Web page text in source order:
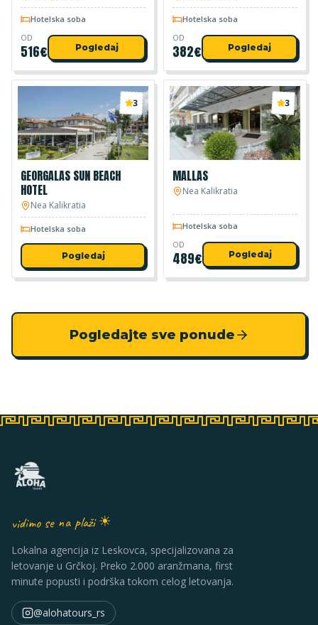
Hotelska soba
OD
516€ Pogledaj
Hotelska soba
OD
382€ Pogledaj
3
GEORGALAS SUN BEACH
HOTEL
Nea Kalikratia
Hotelska soba
Pogledaj
3
MALLAS
Nea Kalikratia
Hotelska soba
OD
489€ Pogledaj
Pogledajte sve ponude
vidimo se na plaži ☀
Lokalna agencija iz Leskovca, specijalizovana za
letovanje u Grčkoj. Preko 2.000 aranžmana, first
minute popusti i podrška tokom celog letovanja.
@alohatours_rs